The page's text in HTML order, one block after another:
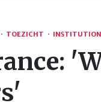
· TOEZICHT ·